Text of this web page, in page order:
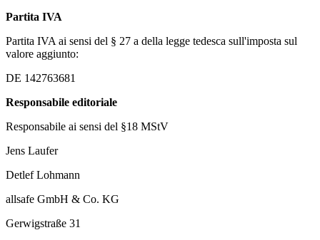
Partita IVA
Partita IVA ai sensi del § 27 a della legge tedesca sull'imposta sul
valore aggiunto:
DE 142763681
Responsabile editoriale
Responsabile ai sensi del §18 MStV
Jens Laufer
Detlef Lohmann
allsafe GmbH & Co. KG
Gerwigstraße 31